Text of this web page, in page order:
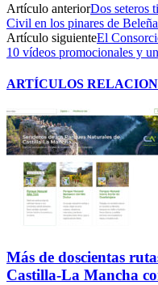
Artículo anteriorDos seteros
Civil en los pinares de
Artículo siguienteEl
10 vídeos promocionales y
ARTÍCULOS
Más de doscientas
Castilla-La Mancha